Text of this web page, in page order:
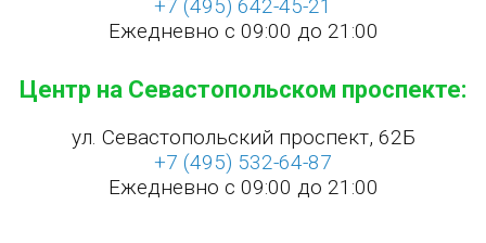
+7 (495) 642-45-21
Ежедневно с 09:00 до 21:00
Центр на Севастопольском проспекте:
ул. Севастопольский проспект, 62Б
+7 (495) 532-64-87
Ежедневно с 09:00 до 21:00